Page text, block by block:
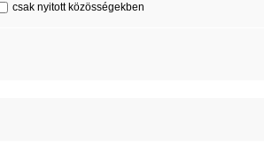
csak nyitott közösségekben